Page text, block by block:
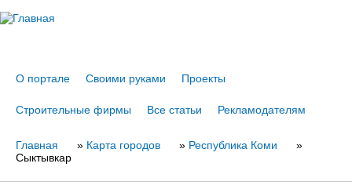
О портале Своими руками Проекты
Строительные фирмы Все статьи Рекламодателям
Вы
Главная » Карта городов » Республика Коми
»
Сыктывкар